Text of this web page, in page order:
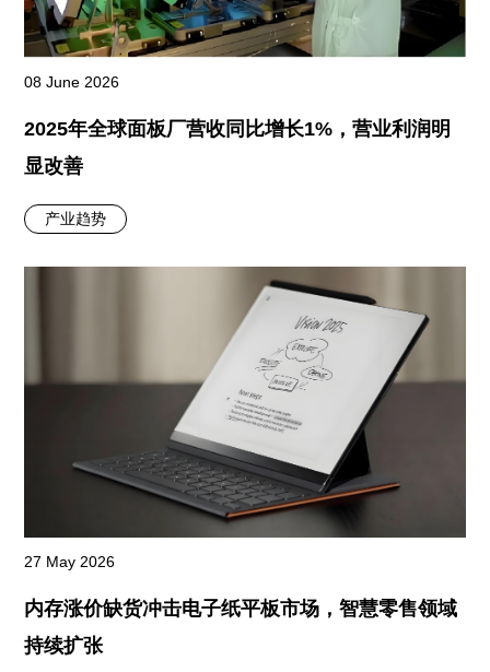
08 June 2026
2025年全球面板厂营收同比增长1%，营业利润明
显改善
产业趋势
27 May 2026
内存涨价缺货冲击电子纸平板市场，智慧零售领域
持续扩张